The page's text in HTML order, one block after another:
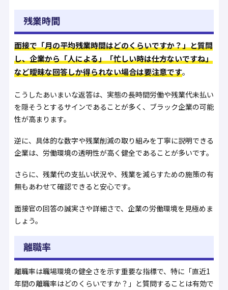
残業時間
面接で「月の平均残業時間はどのくらいですか？」と質問
し、企業から「人による」「忙しい時は仕方ないですね」
など曖昧な回答しか得られない場合は要注意です。
こうしたあいまいな返答は、実態の長時間労働や残業代未払い
を隠そうとするサインであることが多く、ブラック企業の可能
性が高まります。
逆に、具体的な数字や残業削減の取り組みを丁寧に説明できる
企業は、労働環境の透明性が高く健全であることが多いです。
さらに、残業代の支払い状況や、残業を減らすための施策の有
無もあわせて確認できると安心です。
面接官の回答の誠実さや詳細さで、企業の労働環境を見極めま
しょう。
離職率
離職率は職場環境の健全さを示す重要な指標で、特に「直近1
年間の離職率はどのくらいですか？」と質問することは有効で